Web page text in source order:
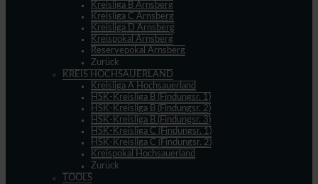
Kreisliga B Arnsberg
Kreisliga C Arnsberg
Kreisliga D Arnsberg
Kreispokal Arnsberg
Reservepokal Arnsberg
Zurück
KREIS HOCHSAUERLAND
Kreisliga A Hochsauerland
HSK-Kreisliga B (Findungsr. 1)
HSK-Kreisliga B (Findungsr. 2)
HSK-Kreisliga B (Findungsr. 3)
HSK-Kreisliga C (Findungsr. 1)
HSK-Kreisliga C (Findungsr. 2)
Kreispokal Hochsauerland
Zurück
TOOLS